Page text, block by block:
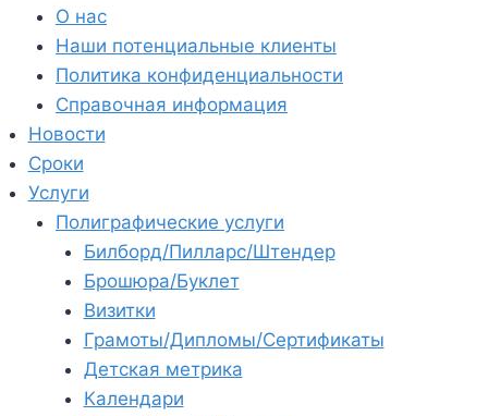
О нас
Наши потенциальные клиенты
Политика конфиденциальности
Справочная информация
Новости
Сроки
Услуги
Полиграфические услуги
Билборд/Пилларс/Штендер
Брошюра/Буклет
Визитки
Грамоты/Дипломы/Сертификаты
Детская метрика
Календари